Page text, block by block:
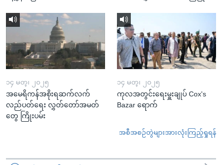
၁၄ မတ္၊ ၂၀၂၅
အမေရိကန်အစိုးရဆက်လက်
လည်ပတ်ရေး လွှတ်တော်အမတ်
တွေ ကြိုးပမ်း
၁၄ မတ္၊ ၂၀၂၅
ကုလအတွင်းရေးမှူးချုပ် Cox's
Bazar ရောက်
အစီအစဉ်တွဲများအားလုံးကြည့်ရှုရန်